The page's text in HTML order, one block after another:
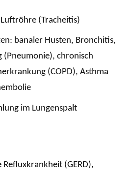
(Tracheitis)
banaler Husten, Bronchitis,
(Pneumonie), chronisch
(COPD), Asthma
im Lungenspalt
(GERD),